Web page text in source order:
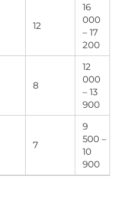
12
16
000
– 17
200
8
12
000
– 13
900
7
9
500 –
10
900